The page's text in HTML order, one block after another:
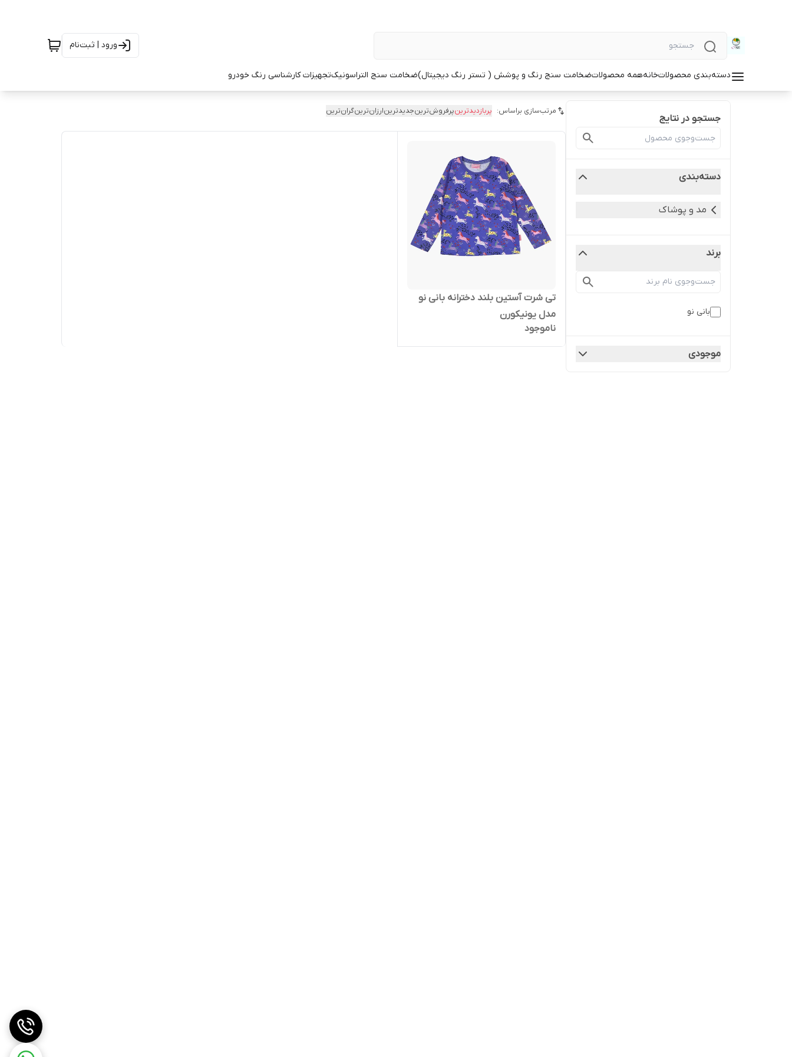
ورود | ثبت‌نام
دسته‌بندی محصولاتخانههمه محصولاتضخامت سنج رنگ و پوشش ( تستر رنگ دیجیتال)ضخامت سنج التراسونیکتجهیزات کارشناسی رنگ خودرو
جستجو در نتایج
دسته‌بندی
مد و پوشاک
برند
بانی نو
موجودی
مرتب‌سازی براساس: پربازدیدترینپرفروش‌ترینجدیدترینارزان‌ترینگران‌ترین
تی شرت آستین بلند دخترانه بانی نو
مدل یونیکورن
ناموجود